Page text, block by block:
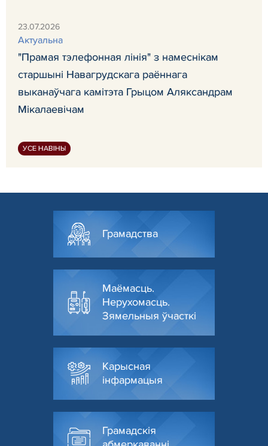
23.07.2026
Актуальна
"Прамая тэлефонная лінія" з намеснікам
старшыні Навагрудскага раённага
выканаўчага камітэта Грыцом Аляксандрам
Мікалаевічам
УСЕ НАВІНЫ
Грамадства
Маёмасць.
Нерухомасць.
Зямельныя ўчасткі
Карысная
інфармацыя
Грамадскія